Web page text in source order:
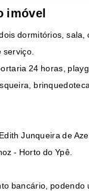
imóvel
dormitórios, sala,
serviço.
24 horas,
Junqueira de
- Horto do Ypê.
bancário, podendo